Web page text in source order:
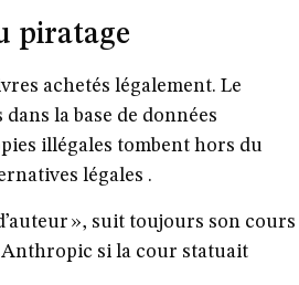
piratage
achetés légalement. Le
dans la base de données
illégales tombent hors du
légales .
», suit toujours son cours
Anthropic si la cour statuait